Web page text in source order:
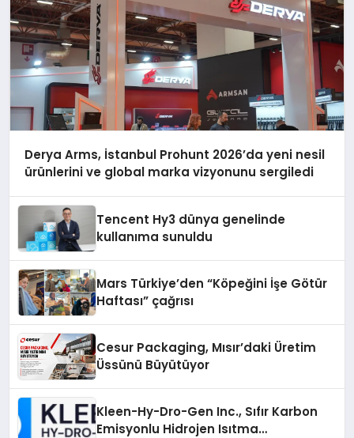
Derya Arms, İstanbul Prohunt 2026’da yeni nesil
ürünlerini ve global marka vizyonunu sergiledi
Tencent Hy3 dünya genelinde
kullanıma sunuldu
Mars Türkiye’den “Köpeğini İşe Götür
Haftası” çağrısı
Cesur Packaging, Mısır’daki Üretim
Üssünü Büyütüyor
Kleen-Hy-Dro-Gen Inc., Sıfır Karbon
Emisyonlu Hidrojen Isıtma